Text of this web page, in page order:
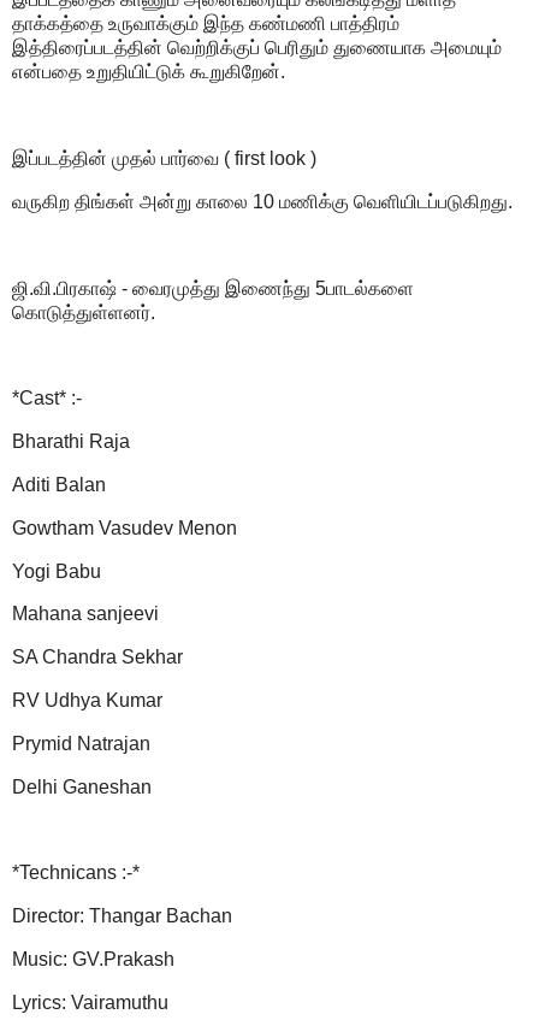
தாக்கத்தை உருவாக்கும் இந்த கண்மணி பாத்திரம்
இத்திரைப்படத்தின் வெற்றிக்குப் பெரிதும் துணையாக அமையும்
என்பதை உறுதியிட்டுக் கூறுகிறேன்.
இப்படத்தின் முதல் பார்வை ( first look )
வருகிற திங்கள் அன்று காலை 10 மணிக்கு வெளியிடப்படுகிறது.
ஜி.வி.பிரகாஷ் - வைரமுத்து இணைந்து 5பாடல்களை
கொடுத்துள்ளனர்.
*Cast* :-
Bharathi Raja
Aditi Balan
Gowtham Vasudev Menon
Yogi Babu
Mahana sanjeevi
SA Chandra Sekhar
RV Udhya Kumar
Prymid Natrajan
Delhi Ganeshan
*Technicans :-*
Director: Thangar Bachan
Music: GV.Prakash
Lyrics: Vairamuthu